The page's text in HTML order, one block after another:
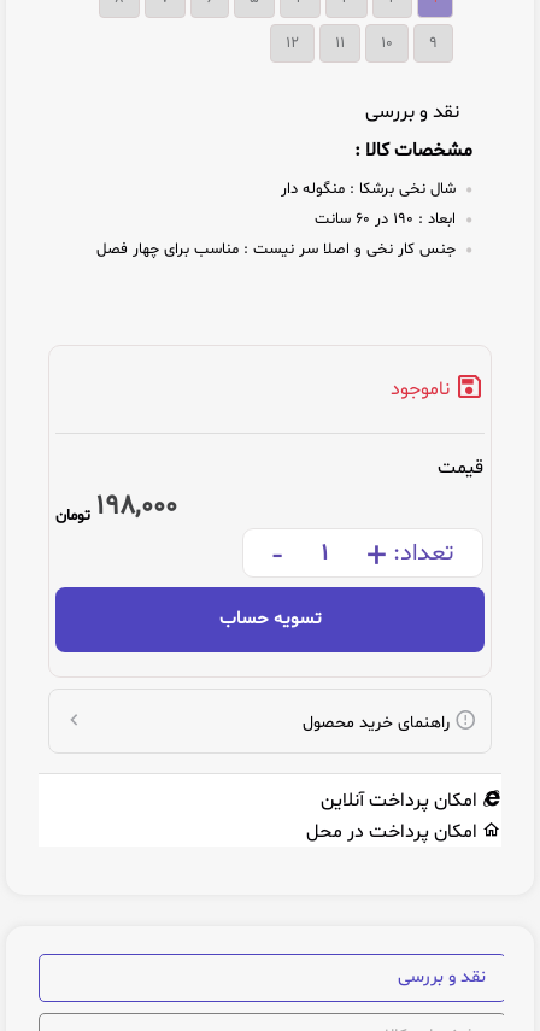
9
10
11
12
نقد و بررسی
مشخصات کالا :
شال نخی برشکا : منگوله دار
ابعاد :
جنس کار نخی و اصلا سر نیست : مناسب برای چهار فصل
ناموجود
قیمت
198,000 تومان
تعداد: +
-
تسویه حساب
راهنمای خرید محصول
امکان پرداخت آنلاین
امکان پرداخت در محل
نقد و بررسی